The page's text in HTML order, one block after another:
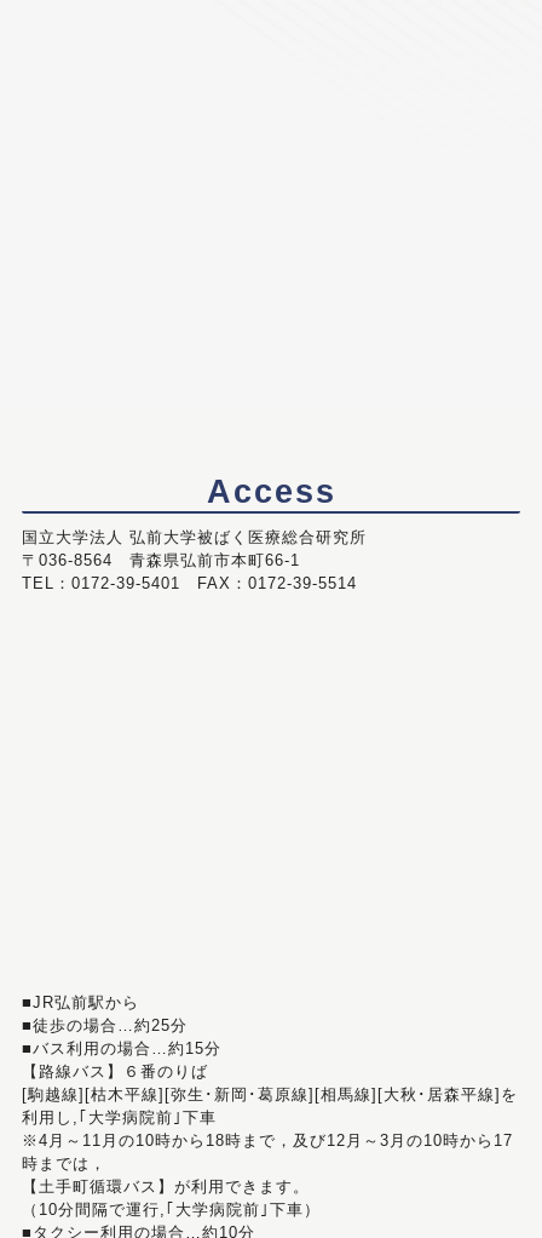
Access
国立大学法人 弘前大学被ばく医療総合研究所
〒036-8564 青森県弘前市本町66-1
TEL：0172-39-5401 FAX：0172-39-5514
■JR弘前駅から
■徒歩の場合…約25分
■バス利用の場合…約15分
【路線バス】６番のりば
[駒越線][枯木平線][弥生･新岡･葛原線][相馬線][大秋･居森平線]を
利用し,｢大学病院前｣下車
※4月～11月の10時から18時まで，及び12月～3月の10時から17
時までは，
【土手町循環バス】が利用できます。
（10分間隔で運行,｢大学病院前｣下車）
■タクシー利用の場合…約10分